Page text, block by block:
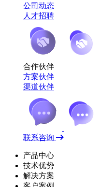
公司动态
人才招聘
合作伙伴
方案伙伴
渠道伙伴
联系咨询
产品中心
技术优势
解决方案